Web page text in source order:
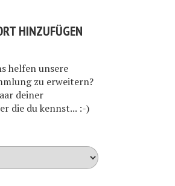
HINZUFÜGEN
helfen unsere
zu erweitern?
deiner
die du kennst... :-)